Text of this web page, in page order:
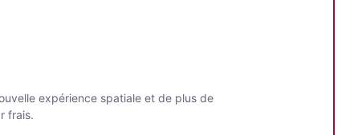
expérience spatiale et de plus de
frais.